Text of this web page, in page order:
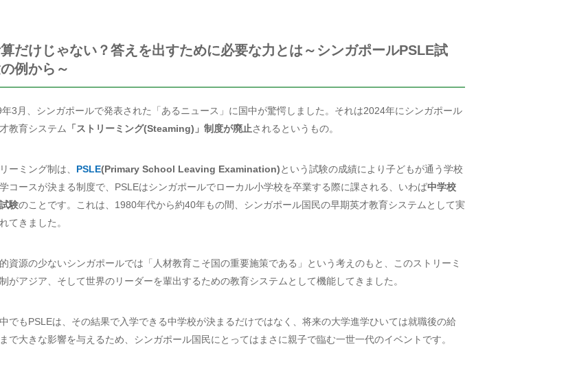
だけじゃない？答えを出すために必要な力とは～シンガポールPSLE試
例から～
年3月、シンガポールで発表された「あるニュース」に国中が驚愕しました。それは2024年にシンガポール
教育システム
「ストリーミング(Steaming)」制度が廃止されるというもの。
ーミング制は、 PSLE(Primary School Leaving Examination)という試験の成績により子どもが通う学校
コースが決まる制度で、PSLEはシンガポールでローカル小学校を卒業する際に課される、いわば中学校
験のことです。これは、1980年代から約40年もの間、シンガポール国民の早期英才教育システムとして実
てきました。
資源の少ないシンガポールでは「人材教育こそ国の重要施策である」という考えのもと、このストリーミ
がアジア、そして世界のリーダーを輩出するための教育システムとして機能してきました。
でもPSLEは、その結果で入学できる中学校が決まるだけではなく、将来の大学進学ひいては就職後の給
で大きな影響を与えるため、シンガポール国民にとってはまさに親子で臨む一世一代のイベントです。